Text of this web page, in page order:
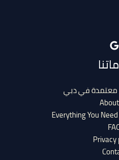
معتمدة في دبي
Everything You